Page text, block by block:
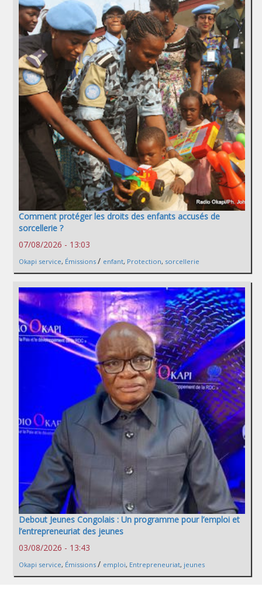
Comment protéger les droits des enfants accusés de
sorcellerie ?
07/08/2026 - 13:03
Okapi service, Émissions / enfant, Protection, sorcellerie
Debout Jeunes Congolais : Un programme pour l’emploi et
l’entrepreneuriat des jeunes
03/08/2026 - 13:43
Okapi service, Émissions / emploi, Entrepreneuriat, jeunes